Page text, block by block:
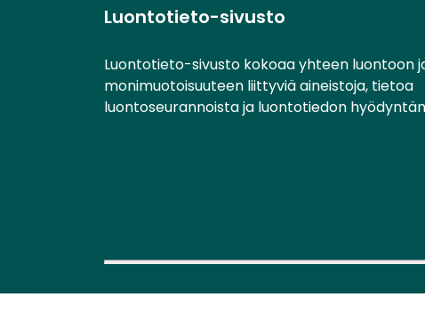
Luontotieto-sivusto
Luontotieto-sivusto kokoaa yhteen luontoon
monimuotoisuuteen liittyviä aineistoja, tietoa
luontoseurannoista ja luontotiedon